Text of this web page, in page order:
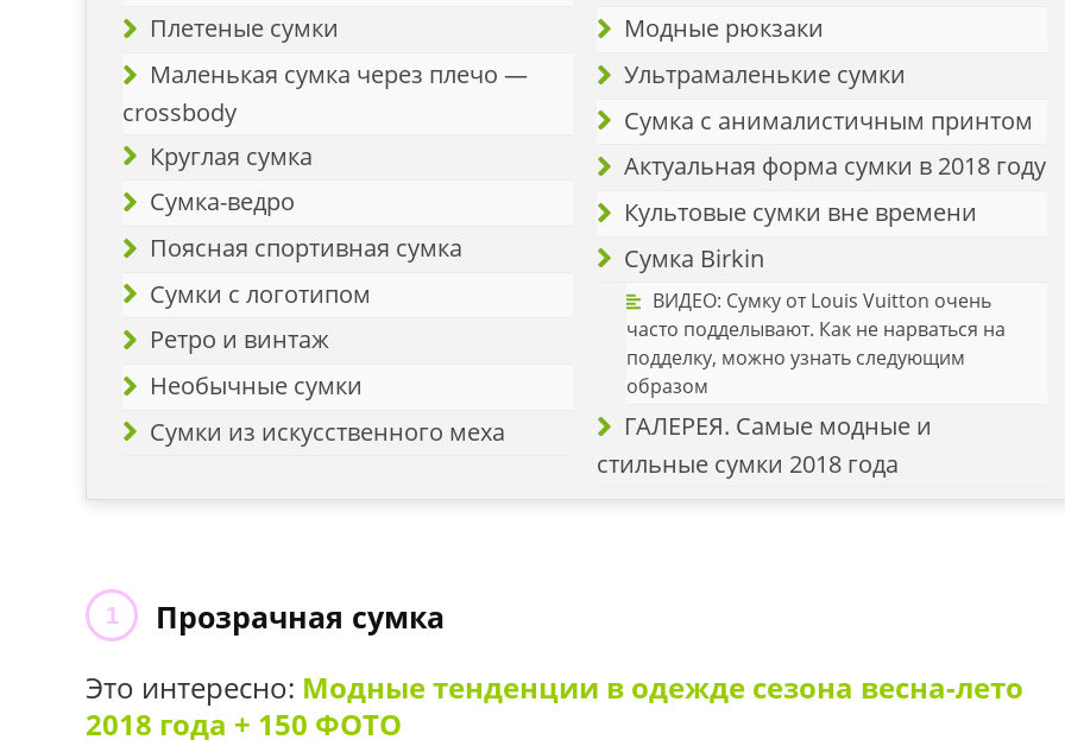
Плетеные сумки
Маленькая сумка через плечо —
crossbody
Круглая сумка
Сумка-ведро
Поясная спортивная сумка
Сумки с логотипом
Ретро и винтаж
Необычные сумки
Сумки из искусственного меха
Модные рюкзаки
Ультрамаленькие сумки
Сумка с анималистичным принтом
Актуальная форма сумки в 2018 году
Культовые сумки вне времени
Сумка Birkin
ВИДЕО: Сумку от Louis Vuitton очень
часто подделывают. Как не нарваться на
подделку, можно узнать следующим
образом
ГАЛЕРЕЯ. Самые модные и
стильные сумки 2018 года
Прозрачная сумка
Это интересно: Модные тенденции в одежде сезона весна-лето
2018 года + 150 ФОТО